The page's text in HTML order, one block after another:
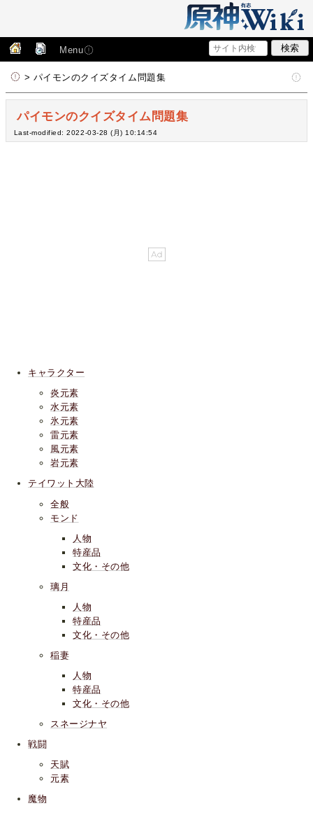
Menu
> パイモンのクイズタイム問題集
パイモンのクイズタイム問題集
Last-modified: 2022-03-28 (月) 10:14:54
キャラクター
炎元素
水元素
氷元素
雷元素
風元素
岩元素
テイワット大陸
全般
モンド
人物
特産品
文化・その他
璃月
人物
特産品
文化・その他
稲妻
人物
特産品
文化・その他
スネージナヤ
戦闘
天賦
元素
魔物